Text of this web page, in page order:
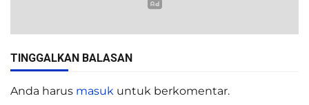
TINGGALKAN BALASAN
Anda harus masuk untuk berkomentar.